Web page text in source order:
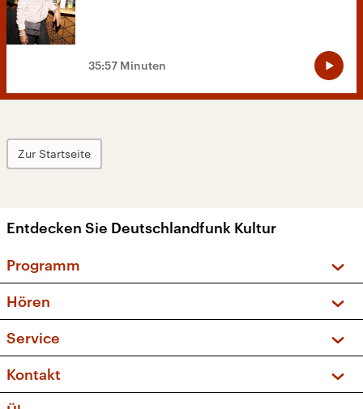
35:57 Minuten
Zur Startseite
Entdecken Sie Deutschlandfunk Kultur
Programm
Sendungen und Podcasts
Musikliste
Kakadu – Das Kinderprogramm
Hören
Frequenzen (UKW + DAB+)
Service
FAQ
Apps
Kontakt